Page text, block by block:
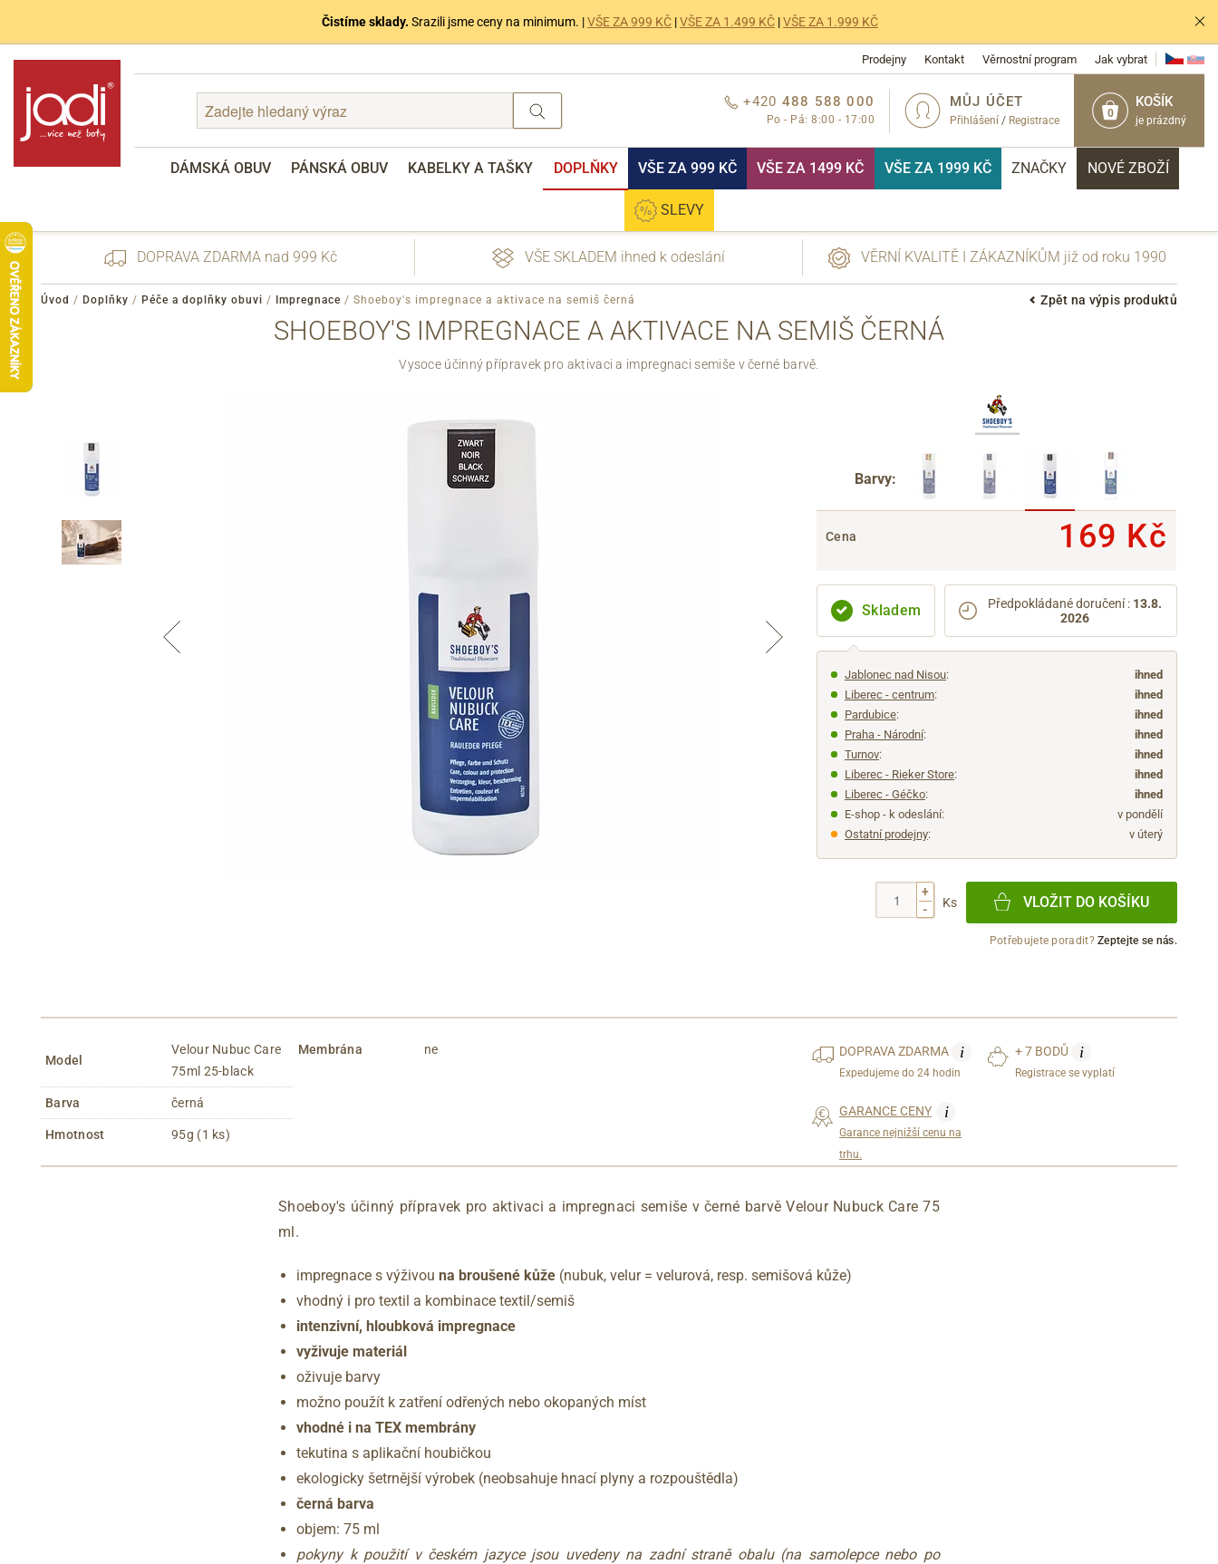
Čistíme sklady. Srazili jsme ceny na minimum. |VŠE ZA 999 KČ |VŠE ZA 1.499 KČ |VŠE ZA 1.999 KČ
Prodejny Kontakt Věrnostní program Jak vybrat
0
KOŠÍK
je prázdný
MŮJ ÚČET
Přihlášení / Registrace
+420 488 588 000
Po - Pá: 8:00 - 17:00
DÁMSKÁ OBUV PÁNSKÁ OBUV KABELKY A TAŠKY DOPLŇKY VŠE ZA 999 KČ VŠE ZA 1499 KČ VŠE ZA 1999 KČ ZNAČKY NOVÉ ZBOŽÍ
SLEVY
DOPRAVA ZDARMA nad 999 Kč VŠE SKLADEM ihned k odeslání VĚRNÍ KVALITĚ I ZÁKAZNÍKŮM již od roku 1990
Zpět na výpis produktů
Úvod / Doplňky / Péče a doplňky obuvi / Impregnace / Shoeboy's impregnace a aktivace na semiš černá
SHOEBOY'S IMPREGNACE A AKTIVACE NA SEMIŠ ČERNÁ
Vysoce účinný přípravek pro aktivaci a impregnaci semiše v černé barvě.
Barvy:
Cena 169 Kč
Skladem Předpokládané doručení : 13.8.
2026
Jablonec nad Nisou:
ihned
Liberec - centrum:
ihned
Pardubice:
ihned
Praha - Národní:
ihned
Turnov:
ihned
Liberec - Rieker Store:
ihned
Liberec - Géčko:
ihned
E-shop - k odeslání:
v pondělí
Ostatní prodejny: v úterý
+
-
Ks VLOŽIT DO KOŠÍKU
Potřebujete poradit?Zeptejte se nás.
Model
Velour Nubuc Care
75ml 25-black
Barva černá
Hmotnost 95g (1 ks)
Membrána ne DOPRAVAZDARMA i
Expedujeme do 24 hodin
+ 7 BODŮ i
Registrace se vyplatí
GARANCE CENY i
Garance nejnižší cenu na
trhu.
Shoeboy's účinný přípravek pro aktivaci a impregnaci semiše v černé barvě Velour Nubuck Care 75
ml.
impregnace s výživou na broušené kůže (nubuk, velur = velurová, resp. semišová kůže)
vhodný i pro textil a kombinace textil/semiš
intenzivní, hloubková impregnace
vyživuje materiál
oživuje barvy
možno použít k zatření odřených nebo okopaných míst
vhodné i na TEX membrány
tekutina s aplikační houbičkou
ekologicky šetrnější výrobek (neobsahuje hnací plyny a rozpouštědla)
černá barva
objem: 75 ml
pokyny k použití v českém jazyce jsou uvedeny na zadní straně obalu (na samolepce nebo po